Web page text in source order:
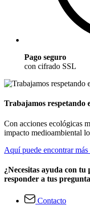
Pago seguro
con cifrado SSL
Trabajamos respetando
Con acciones ecológicas
impacto medioambiental
Aquí puede encontrar
¿Necesitas ayuda con tu
responder a tus
Contacto